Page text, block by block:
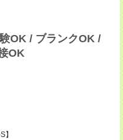
OK / ブランクOK /
OK
】